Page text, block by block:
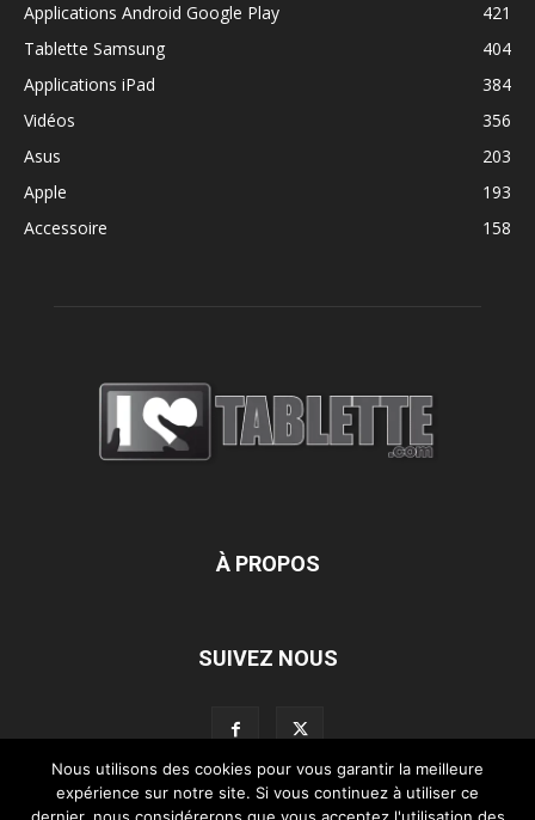
Applications Android Google Play
421
Tablette Samsung
404
Applications iPad
384
Vidéos
356
Asus
203
Apple
193
Accessoire
158
À PROPOS
SUIVEZ NOUS
Nous utilisons des cookies pour vous garantir la meilleure
expérience sur notre site. Si vous continuez à utiliser ce